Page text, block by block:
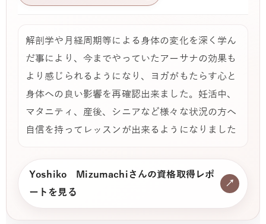
解剖学や月経周期等による身体の変化を深く学ん
だ事により、今までやっていたアーサナの効果も
より感じられるようになり、ヨガがもたらす心と
身体への良い影響を再確認出来ました。妊活中、
マタニティ、産後、シニアなど様々な状況の方へ
自信を持ってレッスンが出来るようになりました
Yoshiko Mizumachiさんの資格取得レポ
ートを見る
↗